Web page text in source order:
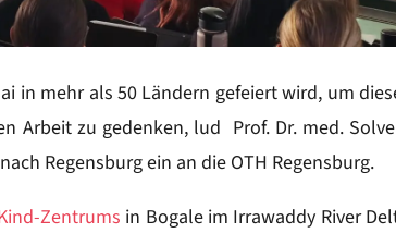
in mehr als 50 Ländern gefeiert wird, um
Arbeit zu gedenken, lud Prof. Dr. med.
Regensburg ein an die OTH Regensburg.
Zentrums in Bogale im Irrawaddy River